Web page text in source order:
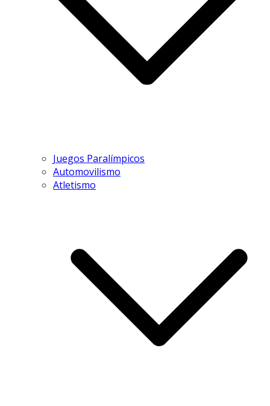
Juegos Paralímpicos
Automovilismo
Atletismo